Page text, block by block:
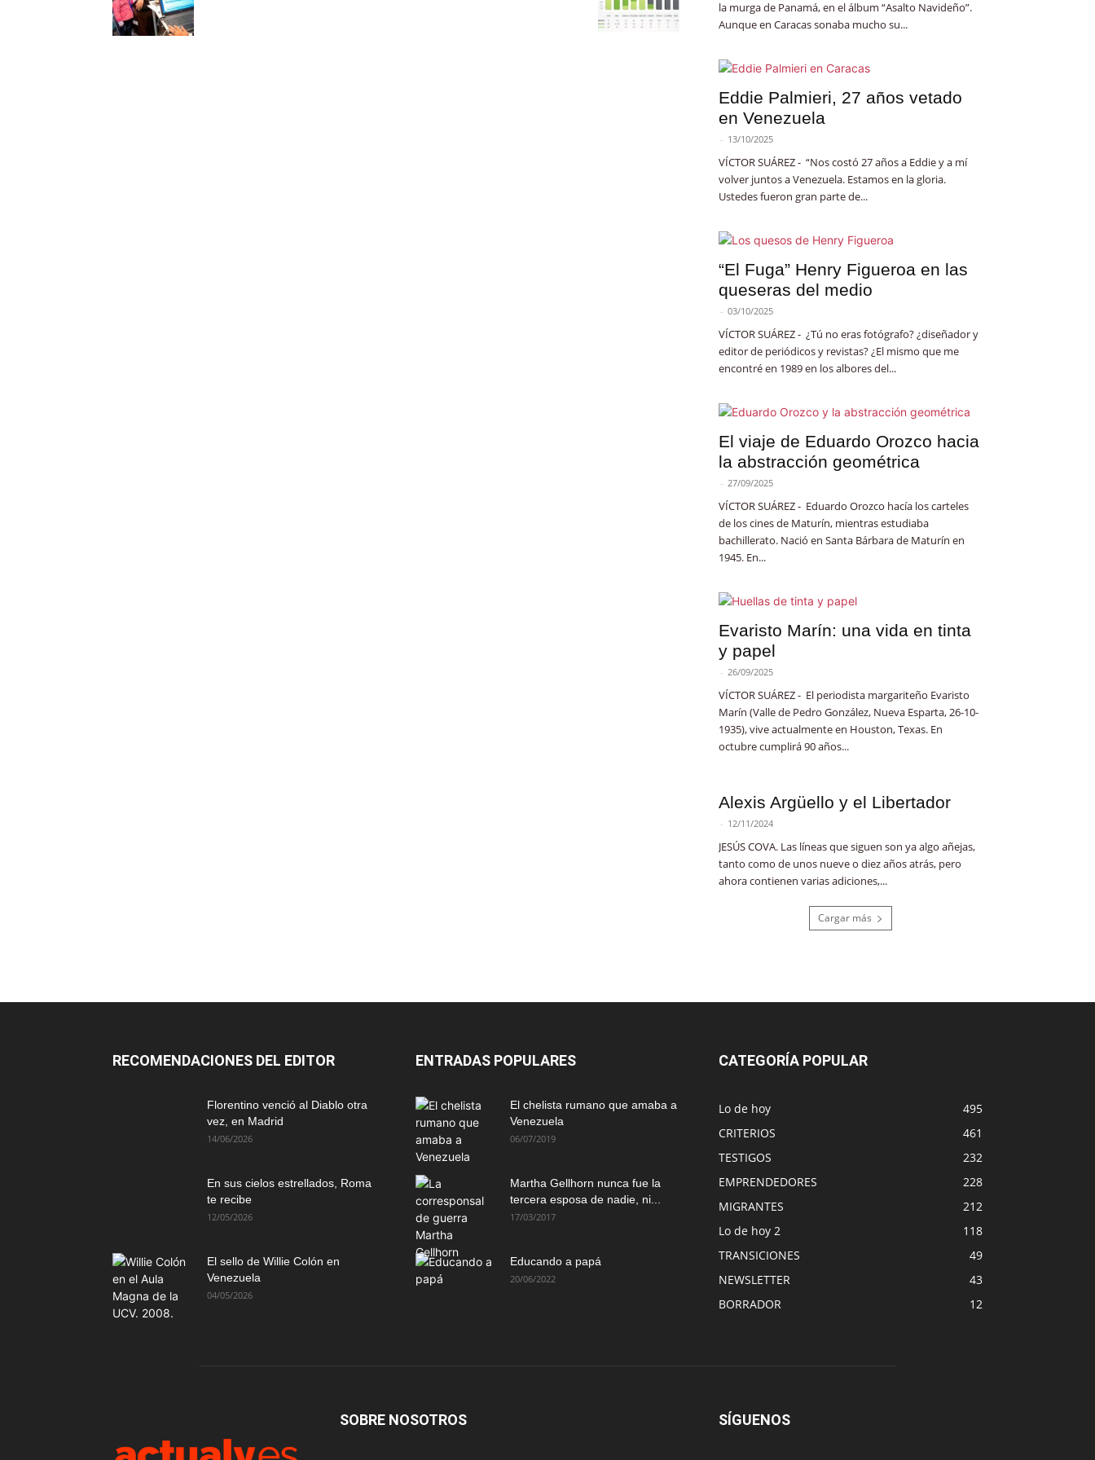
la murga de Panamá, en el álbum “Asalto Navideño”.
Aunque en Caracas sonaba mucho su...
Eddie Palmieri, 27 años vetado
en Venezuela
- 13/10/2025
VÍCTOR SUÁREZ - “Nos costó 27 años a Eddie y a mí
volver juntos a Venezuela. Estamos en la gloria.
Ustedes fueron gran parte de...
“El Fuga” Henry Figueroa en las
queseras del medio
- 03/10/2025
VÍCTOR SUÁREZ - ¿Tú no eras fotógrafo? ¿diseñador y
editor de periódicos y revistas? ¿El mismo que me
encontré en 1989 en los albores del...
El viaje de Eduardo Orozco hacia
la abstracción geométrica
- 27/09/2025
VÍCTOR SUÁREZ - Eduardo Orozco hacía los carteles
de los cines de Maturín, mientras estudiaba
bachillerato. Nació en Santa Bárbara de Maturín en
1945. En...
Evaristo Marín: una vida en tinta
y papel
- 26/09/2025
VÍCTOR SUÁREZ - El periodista margariteño Evaristo
Marín (Valle de Pedro González, Nueva Esparta, 26-10-
1935), vive actualmente en Houston, Texas. En
octubre cumplirá 90 años...
Alexis Argüello y el Libertador
- 12/11/2024
JESÚS COVA. Las líneas que siguen son ya algo añejas,
tanto como de unos nueve o diez años atrás, pero
ahora contienen varias adiciones,...
Cargar más
RECOMENDACIONES DEL EDITOR
Florentino venció al Diablo otra
vez, en Madrid
14/06/2026
En sus cielos estrellados, Roma
te recibe
12/05/2026
El sello de Willie Colón en
Venezuela
04/05/2026
ENTRADAS POPULARES
El chelista rumano que amaba a
Venezuela
06/07/2019
Martha Gellhorn nunca fue la
tercera esposa de nadie, ni...
17/03/2017
Educando a papá
20/06/2022
CATEGORÍA POPULAR
Lo de hoy
495
CRITERIOS
461
TESTIGOS
232
EMPRENDEDORES
228
MIGRANTES
212
Lo de hoy 2
118
TRANSICIONES
49
NEWSLETTER
43
BORRADOR
12
SOBRE NOSOTROS SÍGUENOS